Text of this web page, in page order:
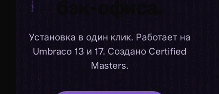
Установка в один клик. Работает на
Umbraco 13 и 17. Создано Certified
Masters.